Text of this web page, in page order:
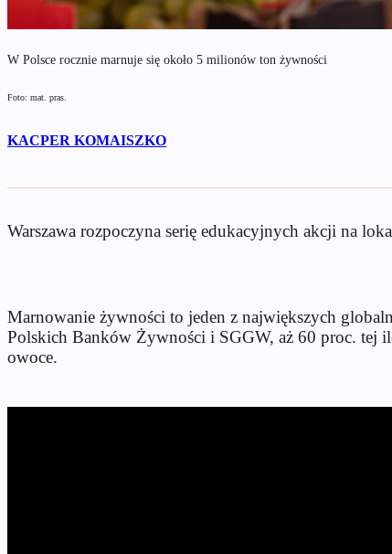
W Polsce rocznie marnuje się około 5 milionów ton żywności
Foto: mat. pras.
KACPER KOMAISZKO
Warszawa rozpoczyna serię edukacyjnych akcji na
Marnowanie żywności to jeden z największych
Polskich Banków Żywności i SGGW, aż 60 proc. tej
owoce.